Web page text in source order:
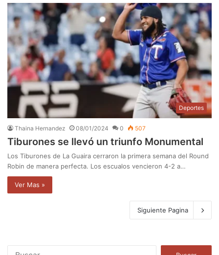
Deportes
Thaina Hernandez 08/01/2024 0 507
Tiburones se llevó un triunfo Monumental
Los Tiburones de La Guaira cerraron la primera semana del Round
Robin de manera perfecta. Los escualos vencieron 4-2 a…
Ver Mas »
Siguiente Pagina